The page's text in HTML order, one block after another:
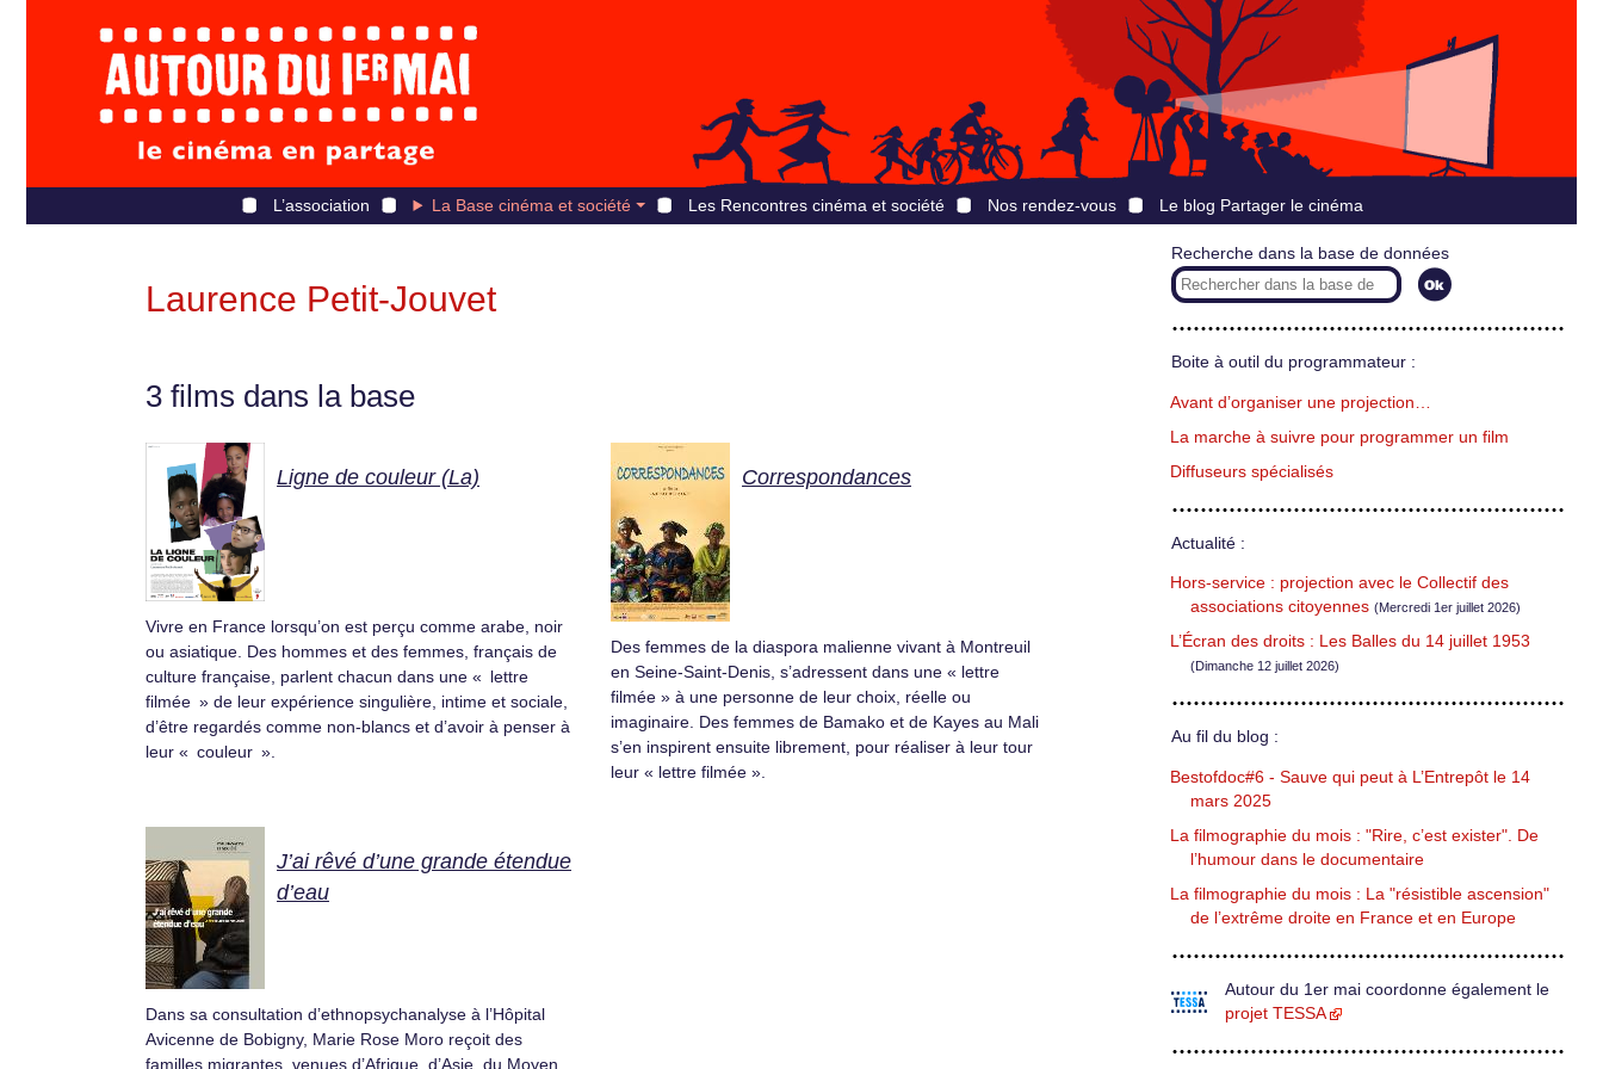
L’association La Base cinéma et société Les Rencontres cinéma et société Nos rendez-vous Le blog Partager le cinéma
Laurence Petit-Jouvet
3 films dans la base
Ligne de couleur (La)
Vivre en France lorsqu’on est perçu comme arabe, noir
ou asiatique. Des hommes et des femmes, français de
culture française, parlent chacun dans une « lettre
filmée » de leur expérience singulière, intime et sociale,
d’être regardés comme non-blancs et d’avoir à penser à
leur « couleur ».
Correspondances
Des femmes de la diaspora malienne vivant à Montreuil
en Seine-Saint-Denis, s’adressent dans une « lettre
filmée » à une personne de leur choix, réelle ou
imaginaire. Des femmes de Bamako et de Kayes au Mali
s’en inspirent ensuite librement, pour réaliser à leur tour
leur « lettre filmée ».
J’ai rêvé d’une grande étendue
d’eau
Dans sa consultation d’ethnopsychanalyse à l’Hôpital
Avicenne de Bobigny, Marie Rose Moro reçoit des
familles migrantes, venues d’Afrique, d’Asie, du Moyen
Recherche dans la base de données
Boite à outil du programmateur :
Avant d’organiser une projection…
La marche à suivre pour programmer un film
Diffuseurs spécialisés
Actualité :
Hors-service : projection avec le Collectif des
associations citoyennes (Mercredi 1er juillet 2026)
L’Écran des droits : Les Balles du 14 juillet 1953
(Dimanche 12 juillet 2026)
Au fil du blog :
Bestofdoc#6 - Sauve qui peut à L’Entrepôt le 14
mars 2025
La filmographie du mois : "Rire, c’est exister". De
l’humour dans le documentaire
La filmographie du mois : La "résistible ascension"
de l’extrême droite en France et en Europe
Autour du 1er mai coordonne également le
projet TESSA